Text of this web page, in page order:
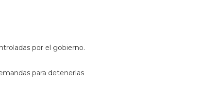
por el gobierno.
para detenerlas